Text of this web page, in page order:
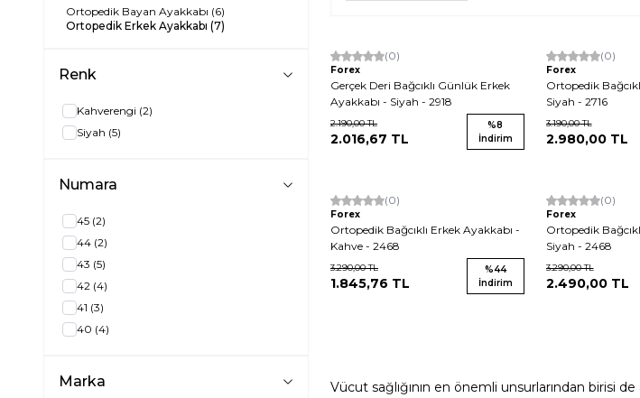
Ortopedik Bayan Ayakkabı (6)
Ortopedik Erkek Ayakkabı (7)
Renk
Kahverengi (2)
Siyah (5)
Numara
45 (2)
44 (2)
43 (5)
42 (4)
41 (3)
40 (4)
Marka
Yeni (0)
Forex
Gerçek Deri Bağcıklı Günlük Erkek
Ayakkabı - Siyah - 2918
2.190,00TL
2.016,67 TL
%8
İndirim
Yeni (0)
Forex
Ortopedik
Siyah - 2716
3.190,00TL
2.980,00TL
(0)
Forex
Ortopedik Bağcıklı Erkek Ayakkabı -
Kahve - 2468
3.290,00TL
1.845,76 TL
%44
İndirim
(0)
Forex
Ortopedik
Siyah - 2468
3.290,00TL
2.490,00TL
Vücut sağlığının en önemli unsurlarından birisi de